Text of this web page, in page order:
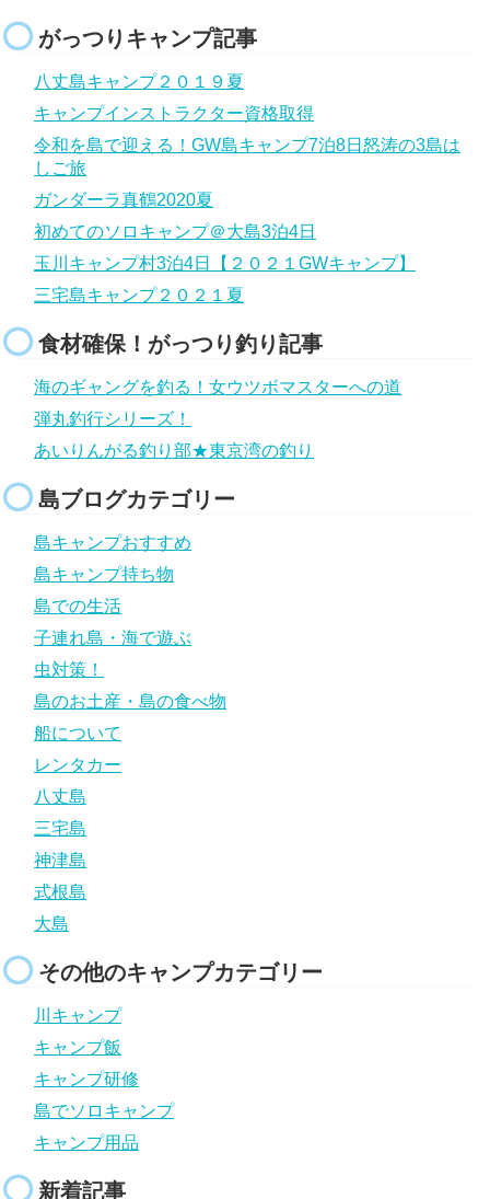
がっつりキャンプ記事
八丈島キャンプ２０１９夏
キャンプインストラクター資格取得
令和を島で迎える！GW島キャンプ7泊8日怒涛の3島は
しご旅
ガンダーラ真鶴2020夏
初めてのソロキャンプ＠大島3泊4日
玉川キャンプ村3泊4日【２０２１GWキャンプ】
三宅島キャンプ２０２１夏
食材確保！がっつり釣り記事
海のギャングを釣る！女ウツボマスターへの道
弾丸釣行シリーズ！
あいりんがる釣り部★東京湾の釣り
島ブログカテゴリー
島キャンプおすすめ
島キャンプ持ち物
島での生活
子連れ島・海で遊ぶ
虫対策！
島のお土産・島の食べ物
船について
レンタカー
八丈島
三宅島
神津島
式根島
大島
その他のキャンプカテゴリー
川キャンプ
キャンプ飯
キャンプ研修
島でソロキャンプ
キャンプ用品
新着記事